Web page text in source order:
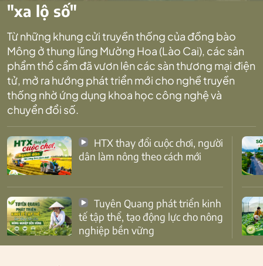
"xa lộ số"
Từ những khung cửi truyền thống của đồng bào
Mông ở thung lũng Mường Hoa (Lào Cai), các sản
phẩm thổ cẩm đã vươn lên các sàn thương mại điện
tử, mở ra hướng phát triển mới cho nghề truyền
thống nhờ ứng dụng khoa học công nghệ và
chuyển đổi số.
dân làm nông theo cách mới
tế tập thể, tạo động lực cho nông
nghiệp bền vững